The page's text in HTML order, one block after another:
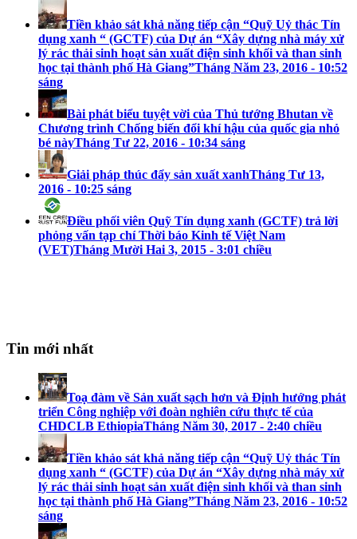
Tiền khảo sát khả năng tiếp cận “Quỹ Uỷ thác Tín
dụng xanh “ (GCTF) của Dự án “Xây dựng nhà máy xử
lý rác thải sinh hoạt sản xuất điện sinh khối và than sinh
học tại thành phố Hà Giang”Tháng Năm 23, 2016 - 10:52
sáng
Bài phát biểu tuyệt vời của Thủ tướng Bhutan về
Chương trình Chống biến đổi khí hậu của quốc gia nhỏ
bé nàyTháng Tư 22, 2016 - 10:34 sáng
Giải pháp thúc đẩy sản xuất xanhTháng Tư 13,
2016 - 10:25 sáng
Điều phối viên Quỹ Tín dụng xanh (GCTF) trả lời
phỏng vấn tạp chí Thời báo Kinh tế Việt Nam
(VET)Tháng Mười Hai 3, 2015 - 3:01 chiều
Tin mới nhất
Toạ đàm về Sản xuất sạch hơn và Định hướng phát
triển Công nghiệp với đoàn nghiên cứu thực tế của
CHDCLB EthiopiaTháng Năm 30, 2017 - 2:40 chiều
Tiền khảo sát khả năng tiếp cận “Quỹ Uỷ thác Tín
dụng xanh “ (GCTF) của Dự án “Xây dựng nhà máy xử
lý rác thải sinh hoạt sản xuất điện sinh khối và than sinh
học tại thành phố Hà Giang”Tháng Năm 23, 2016 - 10:52
sáng